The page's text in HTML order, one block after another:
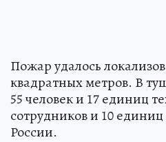
Пожар удалось
квадратных метров. В
55 человек и 17 единиц
сотрудников и 10
России.